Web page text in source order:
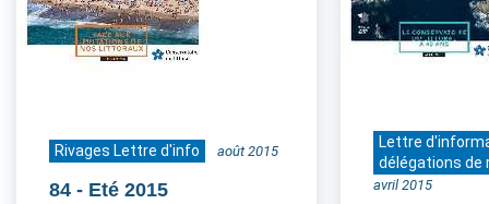
Rivages Lettre d'info août 2015
84 - Eté 2015
Lettre
délégations de
avril 2015